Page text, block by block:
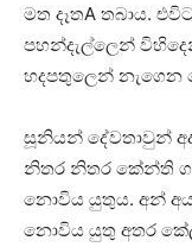
මත දෑතA තබාය.
පහන්දැල්ලෙන්
හදපතුලෙන් නැගෙන
සූනියන් දේවතාවුන්
නිතර නිතර කේන්ති
නොවිය යුතුය. අන්
නොවිය යුතු අතර